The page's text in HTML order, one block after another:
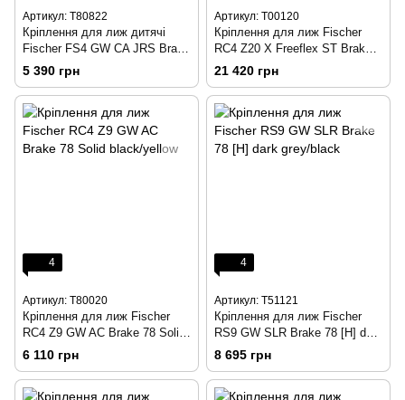
Артикул: T80822
Кріплення для лиж дитячі
Fischer FS4 GW CA JRS Brake
80 (H) Solid black/black
5 390 грн
Артикул: T00120
Кріплення для лиж Fischer
RC4 Z20 X Freeflex ST Brake
85 [A] yellow/r. blue/black
21 420 грн
4
Артикул: T80020
Кріплення для лиж Fischer
RC4 Z9 GW AC Brake 78 Solid
black/yellow
6 110 грн
4
Артикул: T51121
Кріплення для лиж Fischer
RS9 GW SLR Brake 78 [H] dark
grey/black
8 695 грн